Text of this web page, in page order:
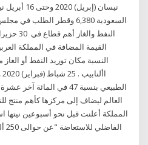
السعودية 6,380 وقطر
اﻟﻨﺴﺒﺔ مكان توريد النفط أو
الطبيعي بنسبة 47 في
المملكة أعلنت قبل نحو أسبوعين نيتها